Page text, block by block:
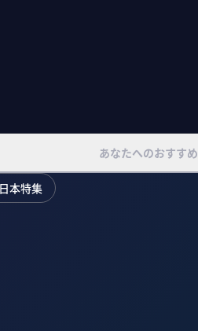
あなたへのおすすめ
日本特集